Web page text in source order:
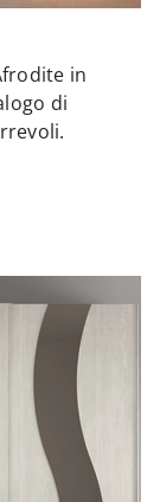
in
di